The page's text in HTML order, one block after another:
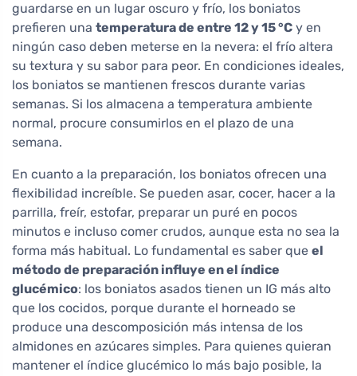
guardarse en un lugar oscuro y frío, los boniatos
prefieren una temperatura de entre 12 y 15 °C y en
ningún caso deben meterse en la nevera: el frío altera
su textura y su sabor para peor. En condiciones ideales,
los boniatos se mantienen frescos durante varias
semanas. Si los almacena a temperatura ambiente
normal, procure consumirlos en el plazo de una
semana.
En cuanto a la preparación, los boniatos ofrecen una
flexibilidad increíble. Se pueden asar, cocer, hacer a la
parrilla, freír, estofar, preparar un puré en pocos
minutos e incluso comer crudos, aunque esta no sea la
forma más habitual. Lo fundamental es saber que el
método de preparación influye en el índice
glucémico: los boniatos asados tienen un IG más alto
que los cocidos, porque durante el horneado se
produce una descomposición más intensa de los
almidones en azúcares simples. Para quienes quieran
mantener el índice glucémico lo más bajo posible, la